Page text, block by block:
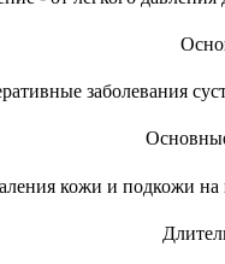
заболевания
кожи и подкожи на